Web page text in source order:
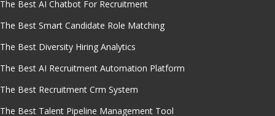
The Best AI Chatbot For Recruitment
The Best Smart Candidate Role Matching
The Best Diversity Hiring Analytics
The Best AI Recruitment Automation Platform
The Best Recruitment Crm System
The Best Talent Pipeline Management Tool